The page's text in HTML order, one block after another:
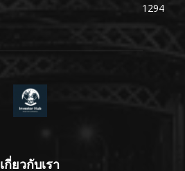
1294
เกี่ยวกับเรา